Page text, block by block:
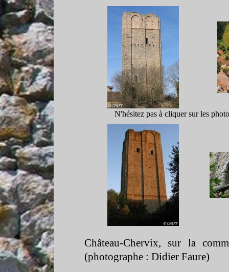
N'hésitez pas à cliquer sur les
Château-Chervix, sur la
(photographe : Didier Faure)